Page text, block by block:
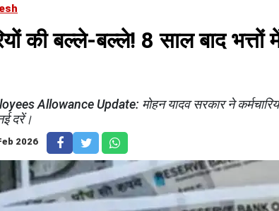
की बल्ले-बल्ले! 8 साल बाद भत्तों
Allowance Update: मोहन यादव सरकार ने कर्मचारियों
दरें।
2026